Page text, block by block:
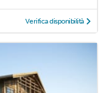
Verifica disponibilità